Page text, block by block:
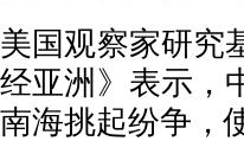
美国观察家研究
经亚洲》表示，
南海挑起纷争，